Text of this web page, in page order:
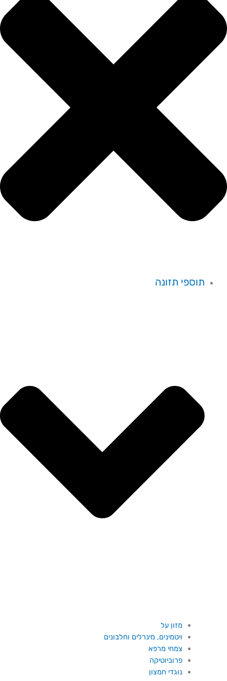
תוספי תזונה
מזון על
ויטמינים, מינרלים וחלבונים
צמחי מרפא
פרוביוטיקה
נוגדי חמצון